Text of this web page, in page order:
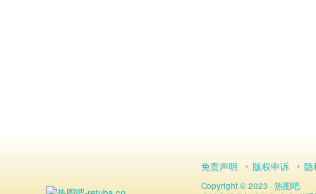
免责声明 版权申诉 隐
Copyright © 2023 ·热图吧